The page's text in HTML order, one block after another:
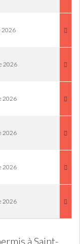
2026
2026
2026
2026
2026
2026
à Saint-